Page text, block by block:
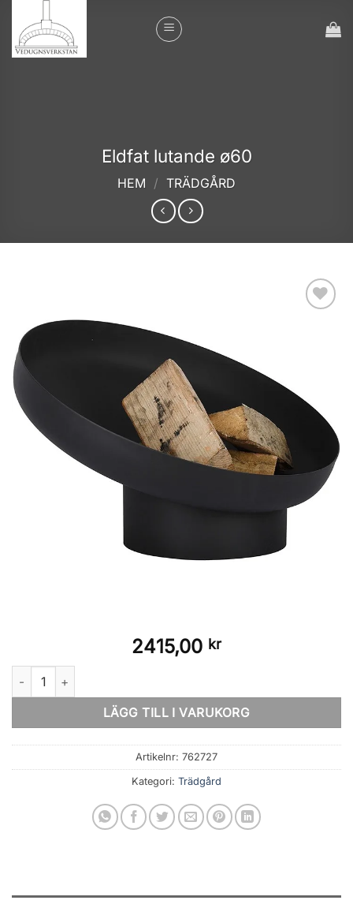
content
Eldfat lutande ø60
HEM / TRÄDGÅRD
2415,00 kr
Eldfat lutande ø60 mängd
LÄGG TILL I VARUKORG
Artikelnr: 762727
Kategori: Trädgård